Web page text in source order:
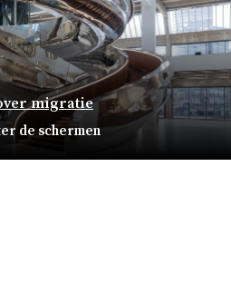
migratie
de schermen